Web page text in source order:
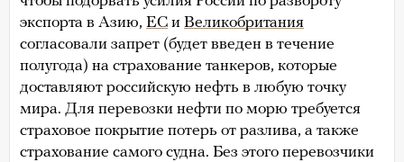
экспорта в Азию, ЕС и Великобритания
согласовали запрет (будет введен в течение
полугода) на страхование танкеров, которые
доставляют российскую нефть в любую точку
мира. Для перевозки нефти по морю требуется
страховое покрытие потерь от разлива, а также
страхование самого судна. Без этого перевозчики